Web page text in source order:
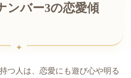
ンバー3の恋愛傾
つ人は、恋愛にも遊び心や明る